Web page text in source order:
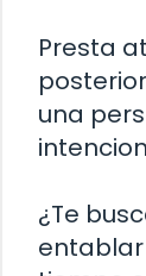
Presta
una
¿Te